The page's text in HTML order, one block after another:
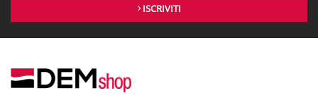
ISCRIVITI